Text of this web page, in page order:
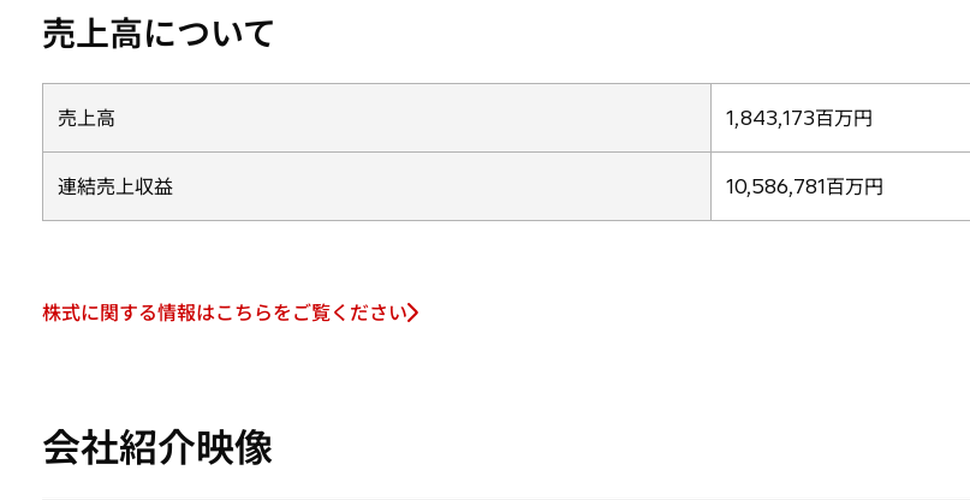
売上高について
売上高 1,843,173百万円
連結売上収益 10,586,781百万円
株式に関する情報はこちらをご覧ください
会社紹介映像